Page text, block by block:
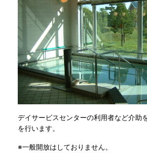
デイサービスセンターの利用者など介助
を行います。
※一般開放はしておりません。